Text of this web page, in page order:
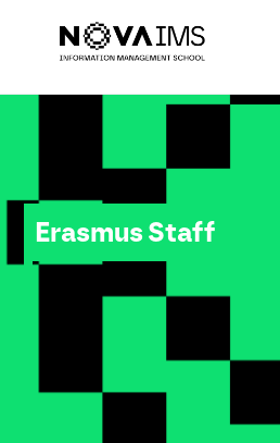
Erasmus Staff
Erasmus Staff